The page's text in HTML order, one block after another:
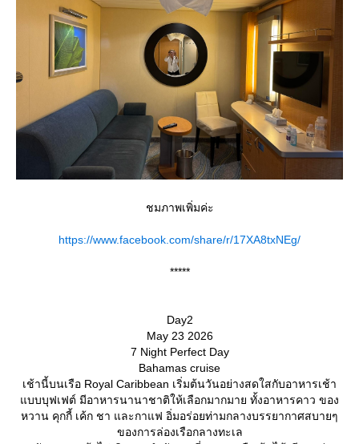
ชมภาพเพิ่มค่ะ
https://www.facebook.com/share/r/17XA8txNEg/
*****
Day2
May 23 2026
7 Night Perfect Day
Bahamas cruise
เช้านี้บนเรือ Royal Caribbean เริ่มต้นวันอย่างสดใสกับอาหารเช้า
บบบุฟเฟต์ มีอาหารนานาชาติให้เลือกมากมาย ทั้งอาหารคาว ของ
หวาน คุกกี้ เค้ก ชา และกาแฟ อิ่มอร่อยท่ามกลางบรรยากาศสบายๆ
ของการล่องเรือกลางทะเล